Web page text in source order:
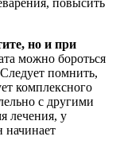
но и при
можно бороться
помнить,
комплексного
с другими
лечения, у
начинает